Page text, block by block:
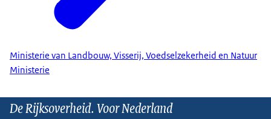
Ministerie van Landbouw, Visserij, Voedselzekerheid en Natuur
Ministerie
De Rijksoverheid. Voor Nederland